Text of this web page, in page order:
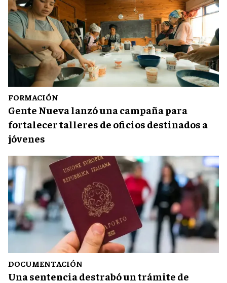
FORMACIÓN
Gente Nueva lanzó una campaña para
fortalecer talleres de oficios destinados a
jóvenes
DOCUMENTACIÓN
Una sentencia destrabó un trámite de